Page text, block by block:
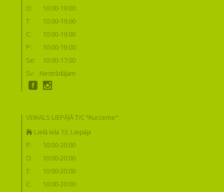
O:
10:00-19:00
T:
10:00-19:00
C:
10:00-19:00
P:
10:00-19:00
Se:
10:00-17:00
Sv:
Nestrādājam
VEIKALS LIEPĀJĀ T/C "Kurzeme":
Lielā iela 13, Liepāja
P:
10:00-20:00
O:
10:00-20:00
T:
10:00-20:00
C:
10:00-20:00